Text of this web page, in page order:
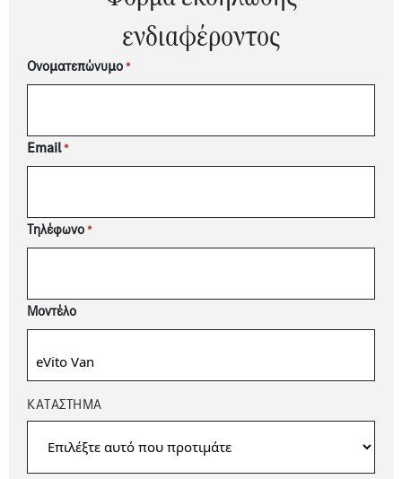
ενδιαφέροντος
Ονοματεπώνυμο*
Email*
Τηλέφωνο*
Μοντέλο
ΚΑΤΆΣΤΗΜΑ